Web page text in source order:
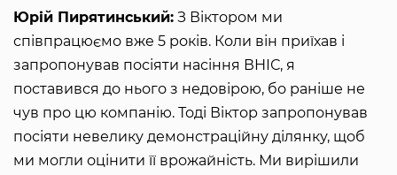
Юрій Пирятинський: З Віктором ми
співпрацюємо вже 5 років. Коли він приїхав і
запропонував посіяти насіння ВНІС, я
поставився до нього з недовірою, бо раніше не
чув про цю компанію. Тоді Віктор запропонував
посіяти невелику демонстраційну ділянку, щоб
ми могли оцінити її врожайність. Ми вирішили